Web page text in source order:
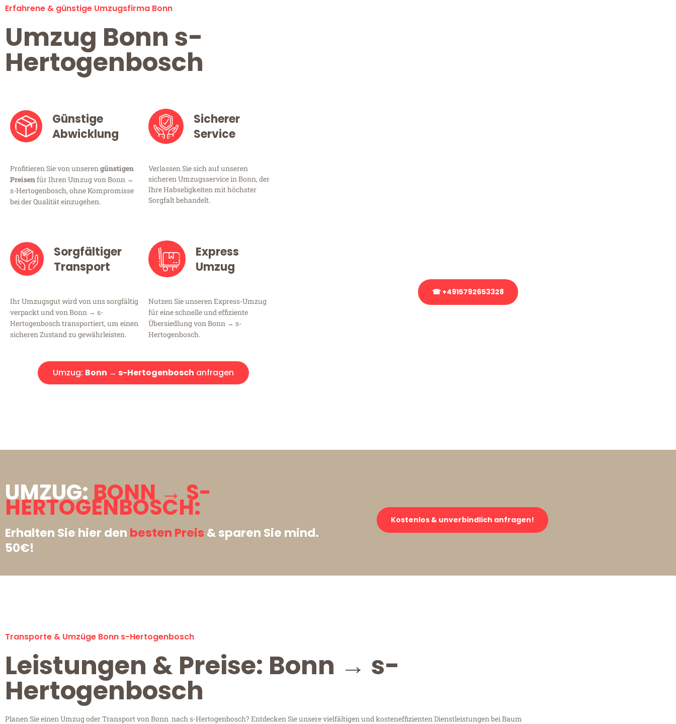
Erfahrene & günstige Umzugsfirma Bonn
Umzug Bonn s-
Hertogenbosch
Günstige
Abwicklung
Profitieren Sie von unserengünstigen
Preisenfür Ihren Umzug von Bonn →
s-Hertogenbosch, ohne Kompromisse
bei der Qualität einzugehen.
Sicherer
Service
Verlassen Sie sich auf unseren
sicheren Umzugsservice in Bonn, der
Ihre Habseligkeiten mit höchster
Sorgfalt behandelt.
Sorgfältiger
Transport
Ihr Umzugsgut wird von uns sorgfältig
verpackt und von Bonn → s-
Hertogenbosch transportiert, um einen
sicheren Zustand zu gewährleisten.
Express
Umzug
Nutzen Sie unseren Express-Umzug
für eine schnelle und effiziente
Übersiedlung von Bonn → s-
Hertogenbosch.
Umzug: Bonn → s-Hertogenbosch anfragen
☎ +4915792653328
UMZUG:BONN → S-
HERTOGENBOSCH:
Erhalten Sie hier den besten Preis & sparen Sie mind.
50€!
Kostenlos & unverbindlich anfragen!
Transporte & Umzüge Bonn s-Hertogenbosch
Leistungen & Preise: Bonn → s-
Hertogenbosch
Planen Sie einen Umzug oder Transport von Bonn nach s-Hertogenbosch? Entdecken Sie unsere vielfältigen und kosteneffizienten Dienstleistungen bei Baum